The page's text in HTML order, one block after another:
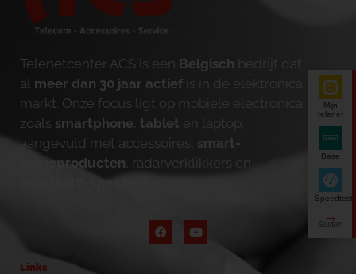
Telenetcenter ACS is een Belgisch bedrijf dat
al meer dan 30 jaar actief is in de elektronica
markt. Onze focus ligt op mobiele electronica
zoals smartphone tablet en laptop,
aangevuld met accessoires, smart-
homeproducten , radarverklikkers en
bluetooth-speakers
Links
Mijn
telenet
Base
Speedtest